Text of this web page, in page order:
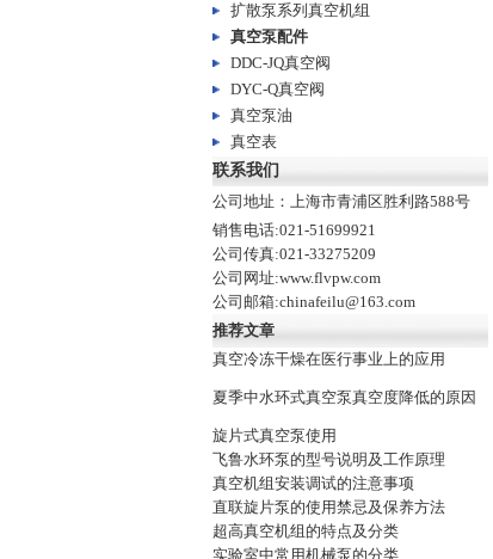
扩散泵系列真空机组
真空泵配件
DDC-JQ真空阀
DYC-Q真空阀
真空泵油
真空表
联系我们
公司地址：上海市青浦区胜利路588号
销售电话:021-51699921
公司传真:021-33275209
公司网址:www.flvpw.com
公司邮箱:chinafeilu@163.com
推荐文章
真空冷冻干燥在医行事业上的应用
夏季中水环式真空泵真空度降低的原因
旋片式真空泵使用
飞鲁水环泵的型号说明及工作原理
真空机组安装调试的注意事项
直联旋片泵的使用禁忌及保养方法
超高真空机组的特点及分类
实验室中常用机械泵的分类